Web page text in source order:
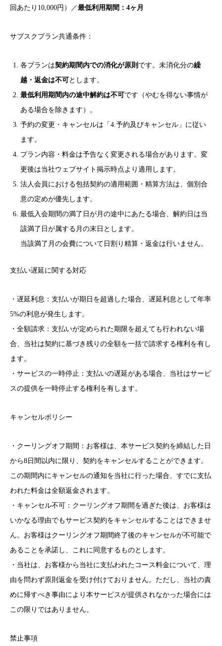
回あたり10,000円）／最低利用期間：4ヶ月
サブスクプラン共通条件：
各プランは契約期間内での消化が原則 です。未消化分の繰
越・返金は不可とします。
最低利用期間内の途中解約は不可です（やむを得ない事情が
ある場合を除きます）。
予約の変更・キャンセルは「4.予約及びキャンセル」に従い
ます。
プラン内容・料金は予告なく変更される場合があります。変
更後は当社ウェブサイト掲示時点より適用します。
法人会員における包括契約の適用範囲・精算方法は、個別合
意の定めが優先します。
最低入会期間の満了日が月の途中にあたる場合、解約日は当
該満了日が属する月の末日とします。
当該満了月の会費について日割り精算・返金は行いません。
支払い遅延に関する対応
・遅延利息：支払いが期日を超過した場合、遅延利息として年率
5%の利息が発生します。
・全額請求：支払いが定められた期限を超えても行われない場
合、当社は契約に基づき残りの全額を一括で請求する権利を有し
ます。
・サービスの一時停止：支払いの遅延がある場合、当社はサービ
スの提供を一時停止する権利を有します。
キャンセルポリシー
・クーリングオフ期間：お客様は、本サービス契約を締結した日
から8日間以内に限り、契約をキャンセルすることができます。
この期間内にキャンセルの通知を当社に行った場合、すでに支払
われた料金は全額返金されます。
・キャンセル不可：クーリングオフ期間を過ぎた後は、お客様は
いかなる理由でもサービス契約をキャンセルすることはできませ
ん。お客様はクーリングオフ期間終了後のキャンセルが不可能で
あることを承諾し、これに同意するものとします。
・当社は、お客様から当社に支払われたコース料金について、理
由を問わず原則返金を受け付けておりません。ただし、当社の責
めに帰すべき事由により本サービスが提供されなかった場合には
この限りではありません。
禁止事項